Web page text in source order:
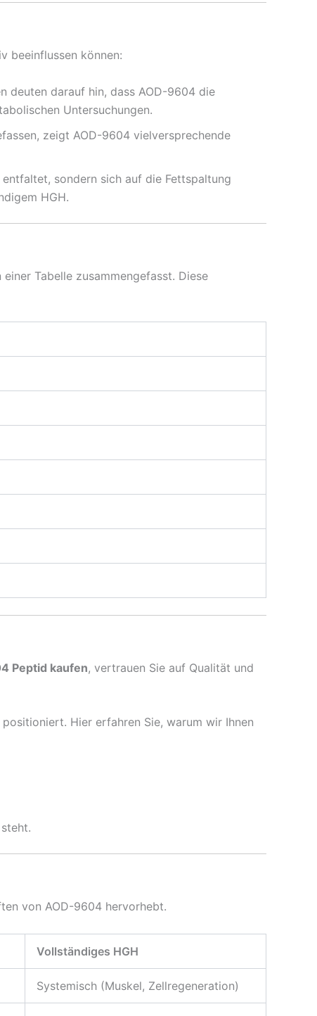
beeinflussen können:
deuten darauf hin, dass AOD-9604 die
Untersuchungen.
zeigt AOD-9604 vielversprechende
sondern sich auf die Fettspaltung
HGH.
Tabelle zusammengefasst. Diese
Peptid kaufen, vertrauen Sie auf Qualität und
Hier erfahren Sie, warum wir Ihnen
von AOD-9604 hervorhebt.
Vollständiges HGH
Systemisch (Muskel, Zellregeneration)